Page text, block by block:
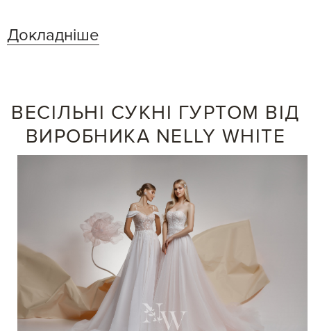
Докладніше
ВЕСІЛЬНІ СУКНІ ГУРТОМ ВІД
ВИРОБНИКА NELLY WHITE